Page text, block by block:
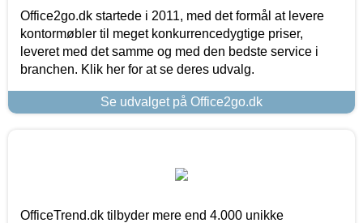
Office2go.dk startede i 2011, med det formål at levere
kontormøbler til meget konkurrencedygtige priser,
leveret med det samme og med den bedste service i
branchen. Klik her for at se deres udvalg.
Se udvalget på Office2go.dk
OfficeTrend.dk tilbyder mere end 4.000 unikke